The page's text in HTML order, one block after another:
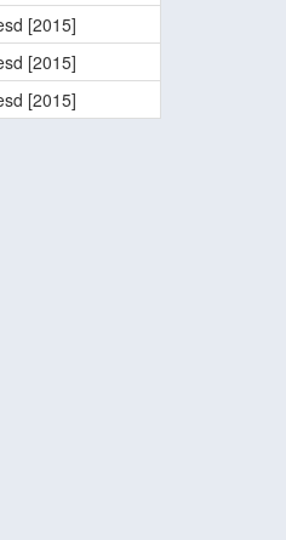
[2015]
[2015]
[2015]